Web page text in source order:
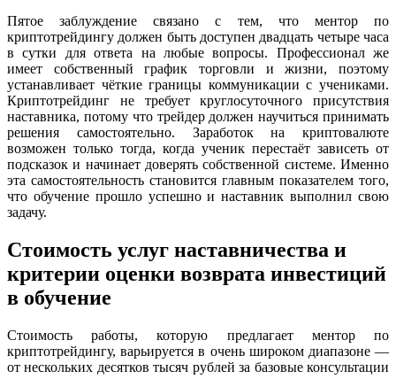
Пятое заблуждение связано с тем, что ментор по
криптотрейдингу должен быть доступен двадцать четыре часа
в сутки для ответа на любые вопросы. Профессионал же
имеет собственный график торговли и жизни, поэтому
устанавливает чёткие границы коммуникации с учениками.
Криптотрейдинг не требует круглосуточного присутствия
наставника, потому что трейдер должен научиться принимать
решения самостоятельно. Заработок на криптовалюте
возможен только тогда, когда ученик перестаёт зависеть от
подсказок и начинает доверять собственной системе. Именно
эта самостоятельность становится главным показателем того,
что обучение прошло успешно и наставник выполнил свою
задачу.
Стоимость услуг наставничества и
критерии оценки возврата инвестиций
в обучение
Стоимость работы, которую предлагает ментор по
криптотрейдингу, варьируется в очень широком диапазоне —
от нескольких десятков тысяч рублей за базовые консультации